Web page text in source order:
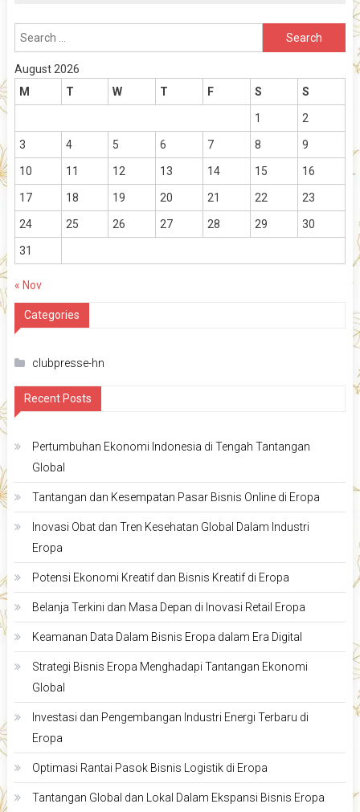
Search
August 2026
M
T W T F S S
1 2
3 4 5 6 7 8 9
10 11 12 13 14 15 16
17 18 19 20 21 22 23
24 25 26 27 28 29 30
31
« Nov
Categories
clubpresse-hn
Recent Posts
Pertumbuhan Ekonomi Indonesia di Tengah Tantangan
Global
Tantangan dan Kesempatan Pasar Bisnis Online di Eropa
Inovasi Obat dan Tren Kesehatan Global Dalam Industri
Eropa
Potensi Ekonomi Kreatif dan Bisnis Kreatif di Eropa
Belanja Terkini dan Masa Depan di Inovasi Retail Eropa
Keamanan Data Dalam Bisnis Eropa dalam Era Digital
Strategi Bisnis Eropa Menghadapi Tantangan Ekonomi
Global
Investasi dan Pengembangan Industri Energi Terbaru di
Eropa
Optimasi Rantai Pasok Bisnis Logistik di Eropa
Tantangan Global dan Lokal Dalam Ekspansi Bisnis Eropa